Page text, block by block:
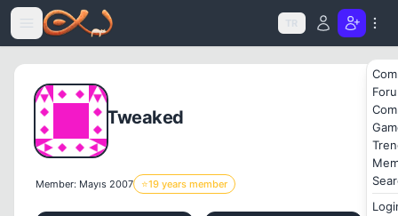
Icerige atla
TR
Tweaked
Member: Mayıs 2007 ⭐19 years member